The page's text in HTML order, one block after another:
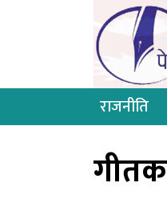
राजनीति